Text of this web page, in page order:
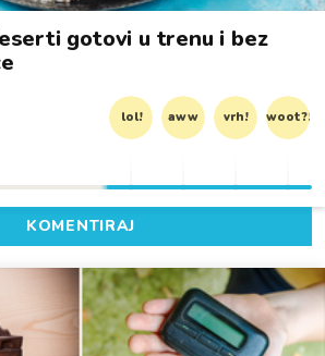
gotovi u trenu i bez
lol! aww vrh! woot?!
KOMENTIRAJ